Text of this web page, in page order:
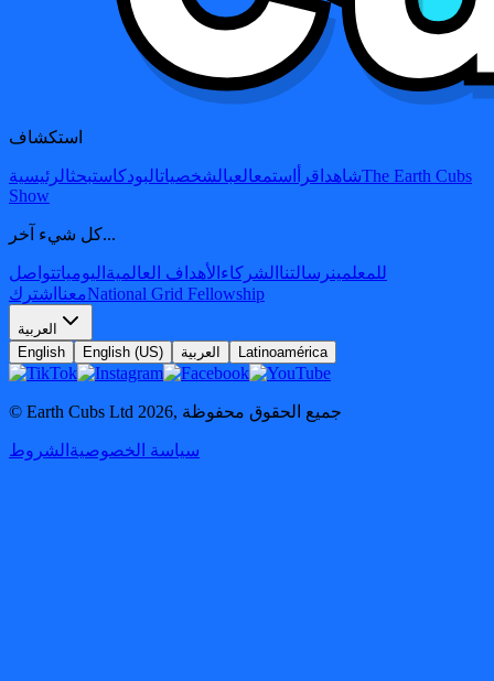
استكشاف
شاهد اقرأ استمعالعبالشخصياتالبودكاستبحثالرئيسية
The Earth Cubs
Show
كل شيء آخر...
للمعلمينرسالتنا الشركاء الأهداف العالمية اليومياتتواصل
معنا اشترك National Grid Fellowship
العربية
English
English (US) العربية Latinoamérica
© Earth Cubs Ltd 2026, جميع الحقوق محفوظة
سياسة الخصوصية الشروط